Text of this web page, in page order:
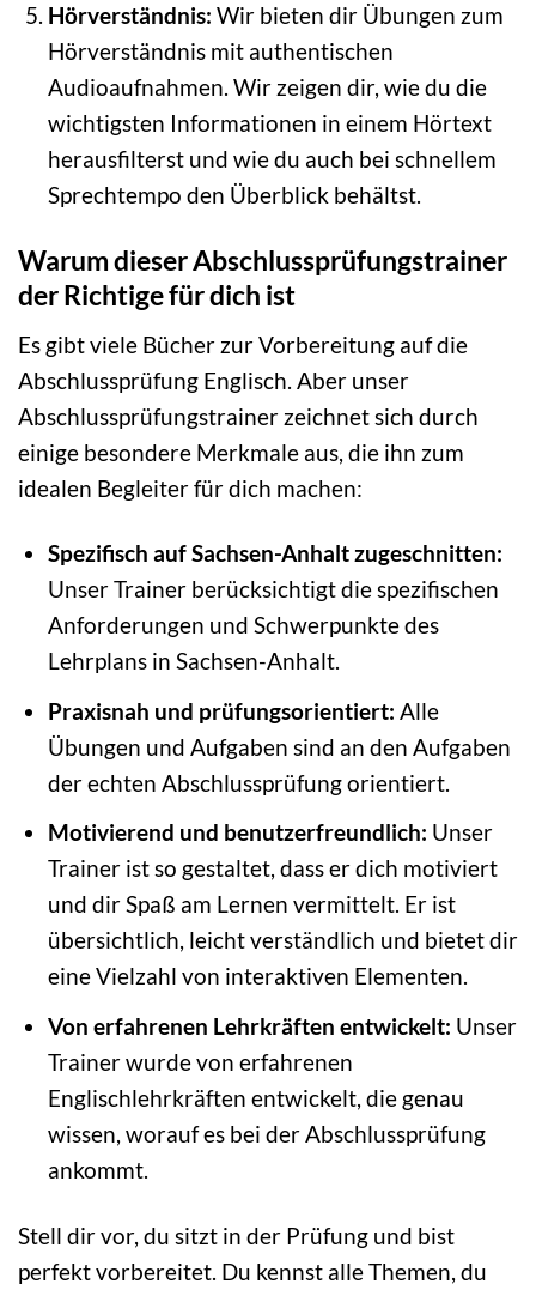
Hörverständnis: Wir bieten dir Übungen zum
Hörverständnis mit authentischen
Audioaufnahmen. Wir zeigen dir, wie du die
wichtigsten Informationen in einem Hörtext
herausfilterst und wie du auch bei schnellem
Sprechtempo den Überblick behältst.
Warum dieser Abschlussprüfungstrainer
der Richtige für dich ist
Es gibt viele Bücher zur Vorbereitung auf die
Abschlussprüfung Englisch. Aber unser
Abschlussprüfungstrainer zeichnet sich durch
einige besondere Merkmale aus, die ihn zum
idealen Begleiter für dich machen:
Spezifisch auf Sachsen-Anhalt zugeschnitten:
Unser Trainer berücksichtigt die spezifischen
Anforderungen und Schwerpunkte des
Lehrplans in Sachsen-Anhalt.
Praxisnah und prüfungsorientiert: Alle
Übungen und Aufgaben sind an den Aufgaben
der echten Abschlussprüfung orientiert.
Motivierend und benutzerfreundlich: Unser
Trainer ist so gestaltet, dass er dich motiviert
und dir Spaß am Lernen vermittelt. Er ist
übersichtlich, leicht verständlich und bietet dir
eine Vielzahl von interaktiven Elementen.
Von erfahrenen Lehrkräften entwickelt: Unser
Trainer wurde von erfahrenen
Englischlehrkräften entwickelt, die genau
wissen, worauf es bei der Abschlussprüfung
ankommt.
Stell dir vor, du sitzt in der Prüfung und bist
perfekt vorbereitet. Du kennst alle Themen, du